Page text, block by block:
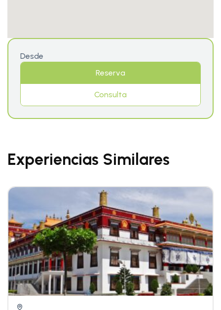
Desde
Reserva
Consulta
Experiencias Similares